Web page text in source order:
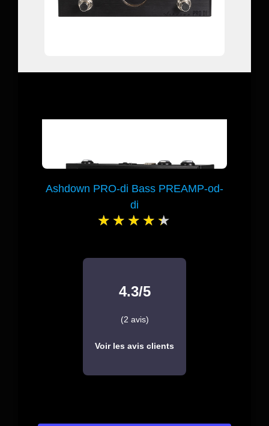
Ashdown PRO-di Bass PREAMP-od-
di
4.3/5
(2 avis)
Voir les avis clients